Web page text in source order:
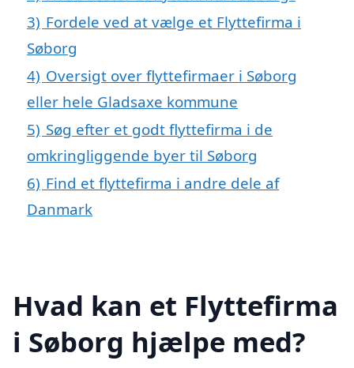
3) Fordele ved at vælge et Flyttefirma i
Søborg
4) Oversigt over flyttefirmaer i Søborg
eller hele Gladsaxe kommune
5) Søg efter et godt flyttefirma i de
omkringliggende byer til Søborg
6) Find et flyttefirma i andre dele af
Danmark
Hvad kan et Flyttefirma
i Søborg hjælpe med?